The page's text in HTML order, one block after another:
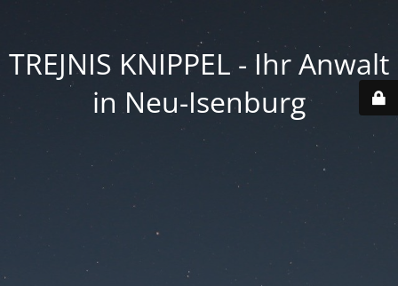
TREJNIS KNIPPEL - Ihr Anwalt
in Neu-Isenburg